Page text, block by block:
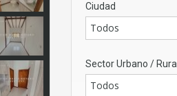
Ciudad
Todos
Sector Urbano / Rural
Todos